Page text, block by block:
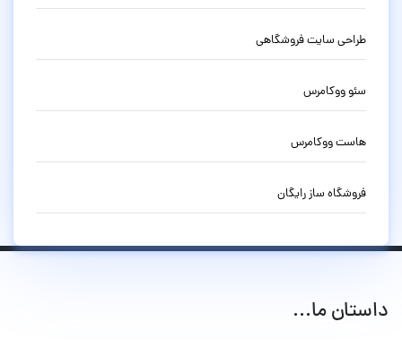
طراحی سایت فروشگاهی
سئو ووکامرس
هاست ووکامرس
فروشگاه ساز رایگان
داستان ما...